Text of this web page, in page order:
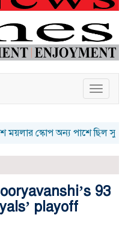
Toggle
স্কোপ অন্য পাশে ছিল সুন্দর
93
playoff